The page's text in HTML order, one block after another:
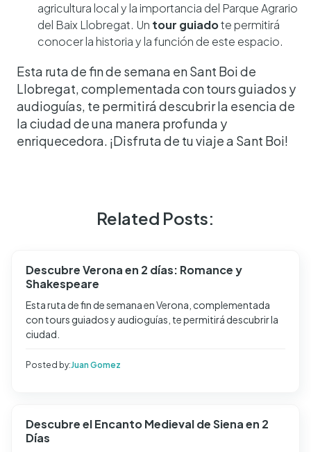
agricultura local y la importancia del Parque Agrario
del Baix Llobregat. Un tour guiadote permitirá
conocer la historia y la función de este espacio.
Esta ruta de fin de semana en Sant Boi de
Llobregat, complementada con tours guiados y
audioguías, te permitirá descubrir la esencia de
la ciudad de una manera profunda y
enriquecedora. ¡Disfruta de tu viaje a Sant Boi!
Related Posts:
Descubre Verona en 2 días: Romance y
Shakespeare
Esta ruta de fin de semana en Verona, complementada
con tours guiados y audioguías, te permitirá descubrir la
ciudad.
Posted by:Juan Gomez
Descubre el Encanto Medieval de Siena en 2
Días